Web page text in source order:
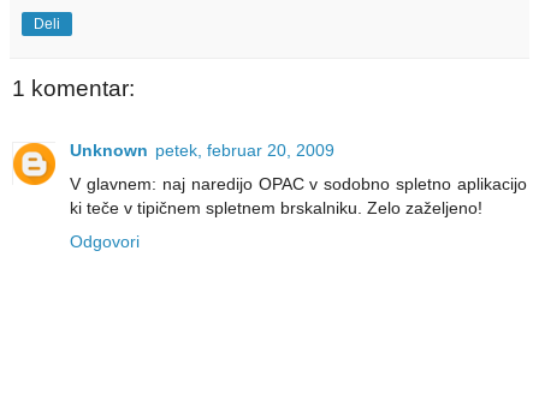
Deli
1 komentar:
Unknown petek, februar 20, 2009
V glavnem: naj naredijo OPAC v sodobno spletno aplikacijo
ki teče v tipičnem spletnem brskalniku. Zelo zaželjeno!
Odgovori